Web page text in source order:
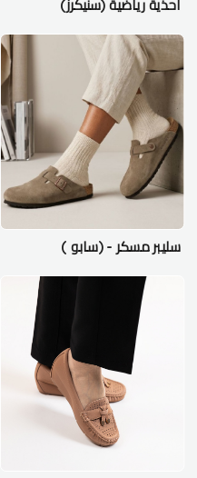
احذية رياضية (سنيكرز)
سليبر مسكر - (سابو )